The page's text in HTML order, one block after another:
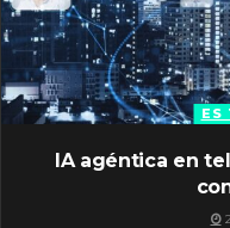
ES
IA agéntica en